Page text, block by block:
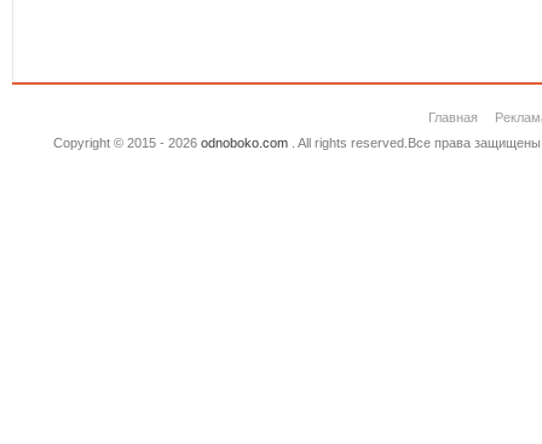
Главная
Copyright © 2015 - 2026 odnoboko.com. All rights reserved.Все права защищены.